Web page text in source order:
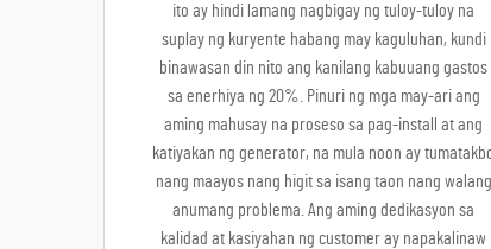
ito ay hindi lamang nagbigay ng tuloy-tuloy na
suplay ng kuryente habang may kaguluhan, kundi
binawasan din nito ang kanilang kabuuang gastos
sa enerhiya ng 20%. Pinuri ng mga may-ari ang
aming mahusay na proseso sa pag-install at ang
katiyakan ng generator, na mula noon ay
nang maayos nang higit sa isang taon nang walang
anumang problema. Ang aming dedikasyon sa
kalidad at kasiyahan ng customer ay napakalinaw